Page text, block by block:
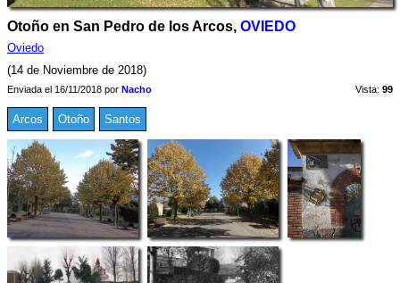
Otoño en San Pedro de los Arcos, OVIEDO
Oviedo
(14 de Noviembre de 2018)
Enviada el 16/11/2018 por Nacho Vista: 99
Arcos Otoño Santos